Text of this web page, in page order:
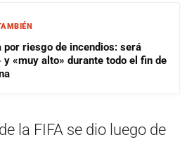
por riesgo de incendios: será
y «muy alto» durante todo el fin de
la FIFA se dio luego de